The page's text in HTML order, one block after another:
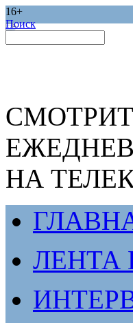
16+
Поиск
НА
ЛЕНТА